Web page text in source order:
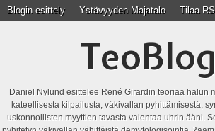
Blogin esittely Ystävyyden Majatalo Tilaa
Daniel Nylund esittelee René Girardin teoriaa halun
kateellisesta kilpailusta, väkivallan pyhittämisestä,
uskonnollisten myyttien tavasta vaientaa uhrin ääni.